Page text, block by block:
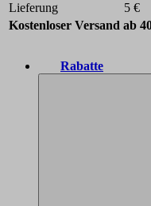
Lieferung
5 €
Kostenloser Versand ab
Rabatte